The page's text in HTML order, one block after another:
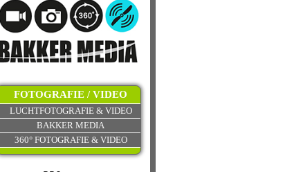
FOTOGRAFIE / VIDEO
LUCHTFOTOGRAFIE & VIDEO
BAKKER MEDIA
360° FOTOGRAFIE & VIDEO